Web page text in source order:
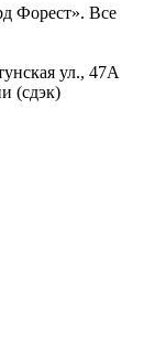
Форест». Все
ул., 47А
(сдэк)